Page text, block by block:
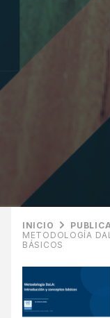
INICIO
METODOLOGÍA
BÁSICOS